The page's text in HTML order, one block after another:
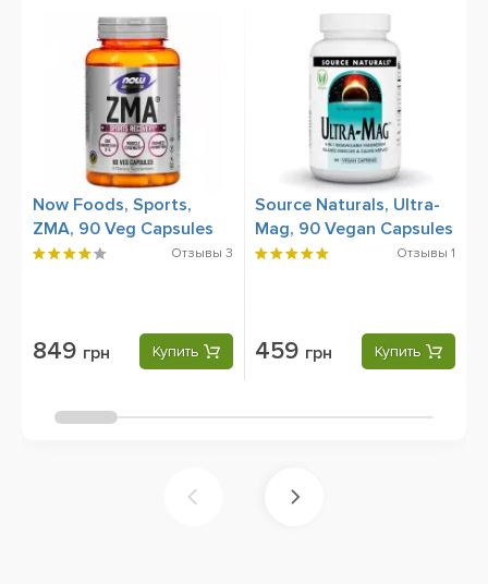
Now Foods, Sports,
ZMA, 90 Veg Capsules
Отзывы 3
849 грн Купить
Source Naturals, Ultra-
Mag, 90 Vegan Capsules
Отзывы 1
459 грн Купить